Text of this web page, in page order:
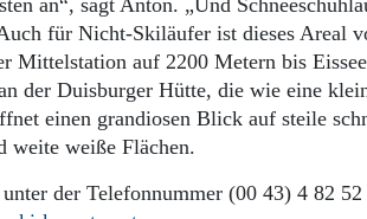
an“, sagt Anton. „Und
für Nicht-Skiläufer ist dieses Areal
Mittelstation auf 2200 Metern bis
der Duisburger Hütte, die wie eine
einen grandiosen Blick auf steile
weite weiße Flächen.
der Telefonnummer (00 43) 4 82